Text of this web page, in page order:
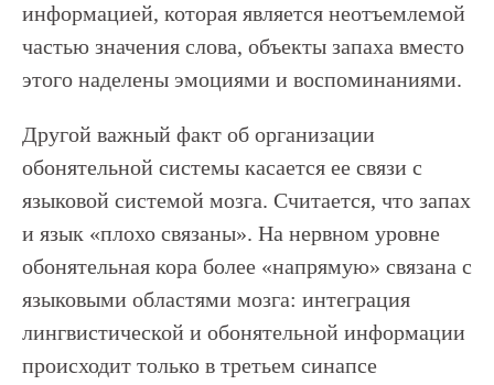
информацией, которая является неотъемлемой
частью значения слова, объекты запаха вместо
этого наделены эмоциями и воспоминаниями.
Другой важный факт об организации
обонятельной системы касается ее связи с
языковой системой мозга. Считается, что запах
и язык «плохо связаны». На нервном уровне
обонятельная кора более «напрямую» связана с
языковыми областями мозга: интеграция
лингвистической и обонятельной информации
происходит только в третьем синапсе